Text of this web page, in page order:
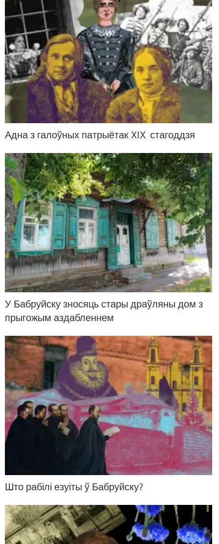
Адна з галоўных патрыётак XIX стагоддзя
У Бабруйску зносяць стары драўляны дом з
прыгожым аздабленнем
Што рабілі езуіты ў Бабруйску?